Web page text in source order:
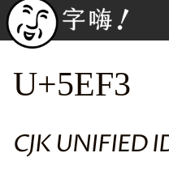
U+5EF3
CJK UNIFIED